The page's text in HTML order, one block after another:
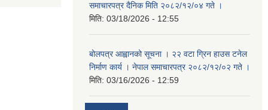
समाचारपत्र दैनिक मिति २०८२/१२/०४ गते ।
मिति: 03/18/2026 - 12:55
बोलपत्र आह्वानको सूचना । २२ वटा ग्रिन हाउस टनेल
निर्माण कार्य । नेपाल समाचारपत्र २०८२/१२/०२ गते ।
मिति: 03/16/2026 - 12:59